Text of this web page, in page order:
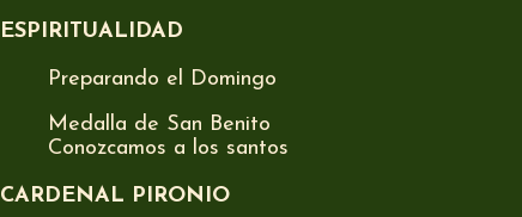
ESPIRITUALIDAD
Preparando el Domingo
Medalla de San Benito
Conozcamos a los santos
CARDENAL PIRONIO